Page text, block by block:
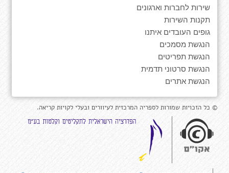
שירות לחברות וארגונים
תקנות השירות
גופים העובדים איתנו
הנגשת מסמכים
הנגשת תפריטים
הנגשת סרטוני תדמית
הנגשת אתרים
© כל הזכויות שמורות לספריה המרכזית לעיוורים ובעלי לקויות קריאה.